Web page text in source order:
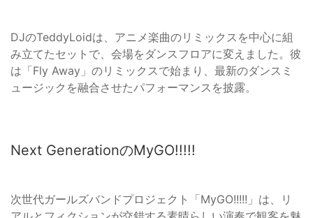
DJのTeddyLoidは、アニメ楽曲のリミックスを中心に組
み立てたセットで、会場をダンスフロアに変えました。彼
は「Fly Away」のリミックスで始まり、最新のダンスミ
ュージックを融合させたパフォーマンスを披露。
Next GenerationのMyGO!!!!!
次世代ガールズバンドプロジェクト「MyGO!!!!!」は、リ